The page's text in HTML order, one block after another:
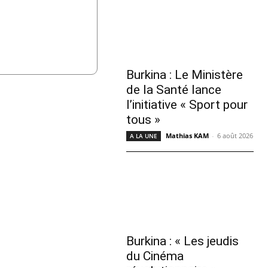
Burkina : Le Ministère
de la Santé lance
l’initiative « Sport pour
tous »
A LA UNE Mathias KAM - 6 août 2026
Burkina : « Les jeudis
du Cinéma